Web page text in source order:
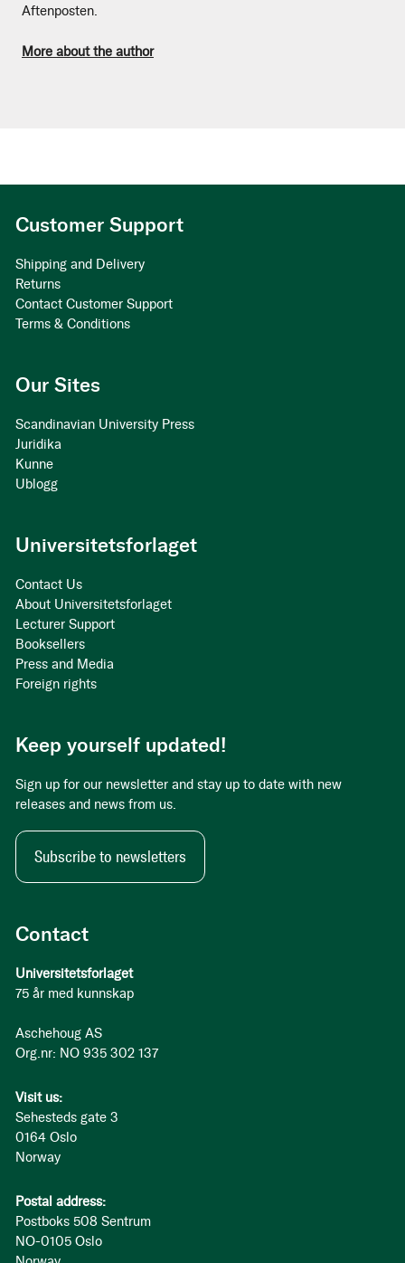
Aftenposten.
More about the author
Contact
Universitetsforlaget
75 år med kunnskap
Aschehoug AS
Org.nr: NO 935 302 137
Visit us:
Sehesteds gate 3
0164 Oslo
Norway
Postal address:
Postboks 508 Sentrum
NO-0105 Oslo
Customer Support
Shipping and Delivery
Returns
Contact Customer Support
Terms & Conditions
Our Sites
Scandinavian University Press
Juridika
Kunne
Ublogg
Universitetsforlaget
Contact Us
About Universitetsforlaget
Lecturer Support
Booksellers
Press and Media
Foreign rights
Keep yourself updated!
Sign up for our newsletter and stay up to date with new
releases and news from us.
Subscribe to newsletters